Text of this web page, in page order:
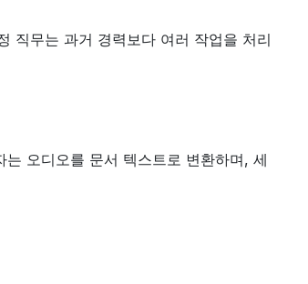
직무는 과거 경력보다 여러 작업을 처리
오디오를 문서 텍스트로 변환하며, 세